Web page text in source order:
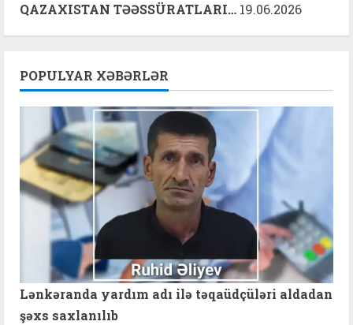
QAZAXISTAN TƏƏSSÜRATLARI… 19.06.2026
POPULYAR XƏBƏRLƏR
Lənkəranda yardım adı ilə təqaüdçüləri aldadan
şəxs saxlanılıb